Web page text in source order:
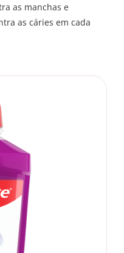
as manchas e
as cáries em cada